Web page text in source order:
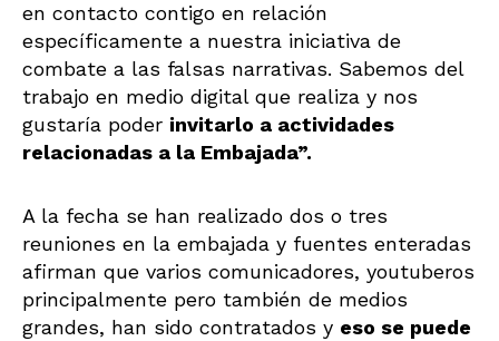
en contacto contigo en relación
específicamente a nuestra iniciativa de
combate a las falsas narrativas. Sabemos del
trabajo en medio digital que realiza y nos
gustaría poder invitarlo a actividades
relacionadas a la Embajada”.
A la fecha se han realizado dos o tres
reuniones en la embajada y fuentes enteradas
afirman que varios comunicadores, youtuberos
principalmente pero también de medios
grandes, han sido contratados y eso se puede